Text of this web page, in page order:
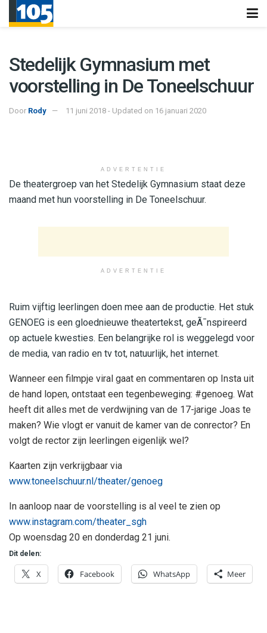
Stedelijk Gymnasium met
voorstelling in De Toneelschuur
Door Rody 11 juni 2018 - Updated on 16 januari 2020
ADVERTENTIE
De theatergroep van het Stedelijk Gymnasium staat deze
maand met hun voorstelling in De Toneelschuur.
ADVERTENTIE
Ruim vijftig leerlingen doen mee aan de productie. Het stuk
GENOEG is een gloednieuwe theatertekst, geÃ¯nspireerd
op actuele kwesties. Een belangrijke rol is weggelegd voor
de media, van radio en tv tot, natuurlijk, het internet.
Wanneer een filmpje viral gaat en commentaren op Insta uit
de hand lopen, ontstaat een tegenbeweging: #genoeg. Wat
heeft dit alles met de verdwijning van de 17-jarige Joas te
maken? Wie vlogt er vanuit de kamer van de conrector? En
volgt de rector zijn leerlingen eigenlijk wel?
Kaarten zijn verkrijgbaar via
www.toneelschuur.nl/theater/genoeg
In aanloop naar de voorstelling is al veel te zien op
www.instagram.com/theater_sgh
Op woensdag 20 en donderdag 21 juni.
Dit delen:
X Facebook WhatsApp Meer